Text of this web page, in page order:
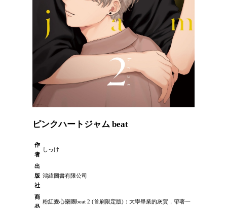
ピンクハートジャム beat
作
者
しっけ
出
版
社
鴻緯圖書有限公司
商
品
粉紅愛心樂團beat 2 (首刷限定版)：大學畢業的灰賀，帶著一